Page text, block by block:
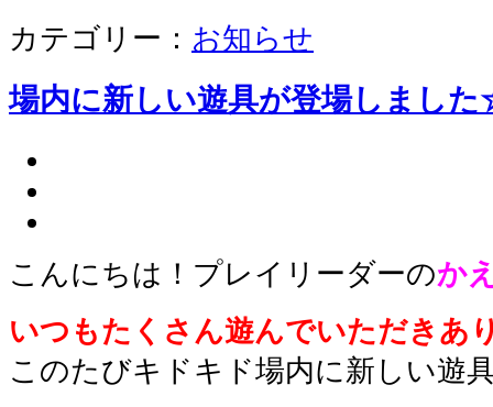
カテゴリー： お知らせ
場内に新しい遊具が登場しまし
こんにちは！プレイリーダーのか
いつもたくさん遊んでいただきあ
このたびキドキド場内に新しい遊